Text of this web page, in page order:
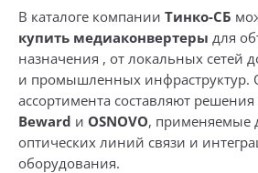
В каталоге компании Тинко-СБ
купить медиаконвертеры для
назначения , от локальных сетей
и промышленных инфраструктур.
ассортимента составляют
Beward и OSNOVO, применяемые
оптических линий связи и
оборудования.